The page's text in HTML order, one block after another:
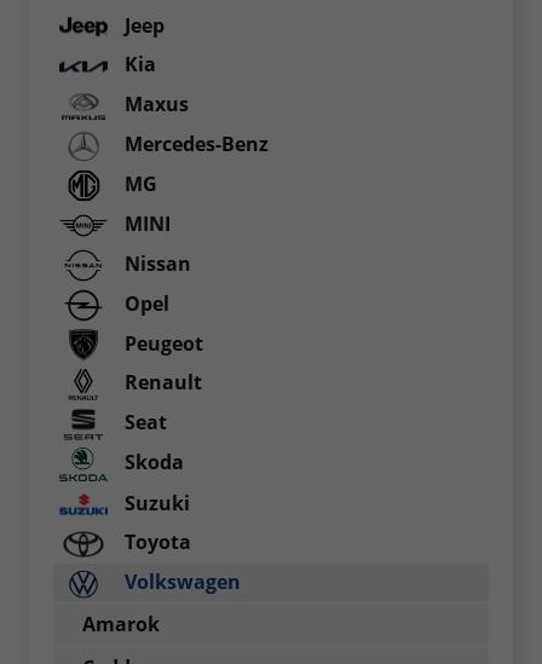
Jeep
Kia
Maxus
Mercedes-Benz
MG
MINI
Nissan
Opel
Peugeot
Renault
Seat
Skoda
Suzuki
Toyota
Volkswagen
Amarok